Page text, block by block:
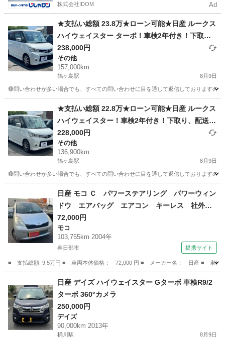
株式会社IDOM Ad
★支払い総額 23.8万★ローン可能★日産 ルークス
ハイウェイスター ターボ！車検2年付き！下取
り、配送可能！
238,000円
その他
157,000km
鶴ヶ島駅 8月9日
🔴問い合わせが多い場合でも、すべての問い合わせに目を通して返信しております
鶴ヶ島駅 その他
★支払い総額 22.8万★ローン可能★日産 ルークス
ハイウェイスター！車検2年付き！下取り、配送可
能！
228,000円
その他
136,900km
鶴ヶ島駅 8月9日
🔴問い合わせが多い場合でも、すべての問い合わせに目を通して返信しております
鶴ヶ島駅 その他
日産 モコ Ｃ パワーステアリング パワーウィン
ドウ エアバッグ エアコン キーレス 社外ナ
ビ ＣＤ ＤＶＤ ＥＴＣ 社外ＡＷ （検9.12）
72,000円
モコ
103,755km 2004年
春日部市 提携サイト
■ 支払総額: 9.5万円 ■ 車両本体価格： 72,000 円 ■ メーカー名： 日産 ■ 車
モコ
日産 デイズ ハイウェイスター Gターボ 車検R9/2
ターボ 360°カメラ
250,000円
デイズ
90,000km 2013年
桶川駅 8月9日